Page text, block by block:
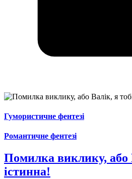
Гумористичне фентезі
Романтичне фентезі
Помилка виклику, або
істинна!